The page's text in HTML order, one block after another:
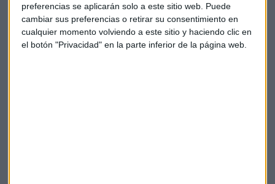
preferencias se aplicarán solo a este sitio web. Puede
cambiar sus preferencias o retirar su consentimiento en
cualquier momento volviendo a este sitio y haciendo clic en
el botón "Privacidad" en la parte inferior de la página web.
edad, larentay elgéneroson algunos de los
condicionantescon los que muchos ciudadanos se topan a
la hora de mejorar su capacitación digital.